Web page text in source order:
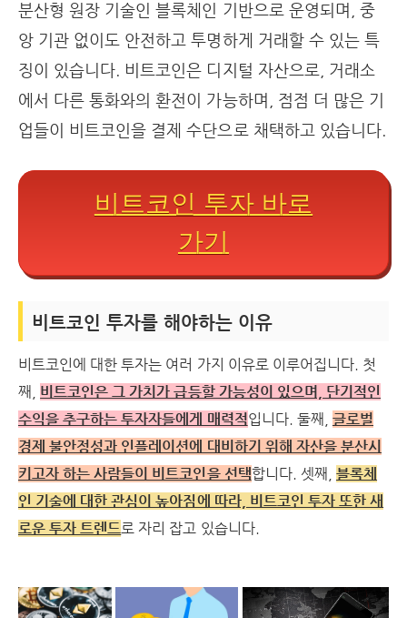
분산형 원장 기술인 블록체인 기반으로 운영되며, 중
앙 기관 없이도 안전하고 투명하게 거래할 수 있는 특
징이 있습니다. 비트코인은 디지털 자산으로, 거래소
에서 다른 통화와의 환전이 가능하며, 점점 더 많은 기
업들이 비트코인을 결제 수단으로 채택하고 있습니다.
비트코인 투자 바로
가기
비트코인 투자를 해야하는 이유
비트코인에 대한 투자는 여러 가지 이유로 이루어집니다. 첫
째, 비트코인은 그 가치가 급등할 가능성이 있으며, 단기적인
수익을 추구하는 투자자들에게 매력적입니다. 둘째, 글로벌
경제 불안정성과 인플레이션에 대비하기 위해 자산을 분산시
키고자 하는 사람들이 비트코인을 선택합니다. 셋째, 블록체
인 기술에 대한 관심이 높아짐에 따라, 비트코인 투자 또한 새
로운 투자 트렌드로 자리 잡고 있습니다.